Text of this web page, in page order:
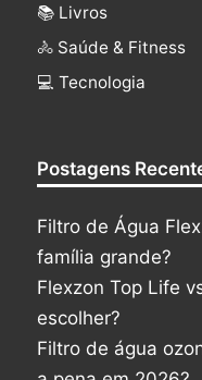
📚 Livros
🚴 Saúde & Fitness
‍💻 Tecnologia
Postagens
Filtro de Água
família grande?
Flexzon Top Life
escolher?
Filtro de água